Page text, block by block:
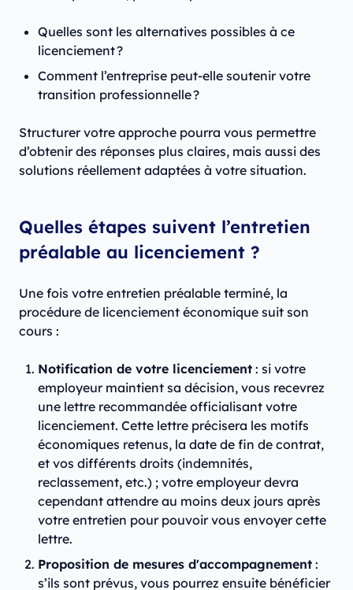
Quelles sont les alternatives possibles à ce
licenciement ?
Comment l’entreprise peut-elle soutenir votre
transition professionnelle ?
Structurer votre approche pourra vous permettre
d’obtenir des réponses plus claires, mais aussi des
solutions réellement adaptées à votre situation.
Quelles étapes suivent l’entretien
préalable au licenciement ?
Une fois votre entretien préalable terminé, la
procédure de licenciement économique suit son
cours :
Notification de votre licenciement : si votre
employeur maintient sa décision, vous recevrez
une lettre recommandée officialisant votre
licenciement. Cette lettre précisera les motifs
économiques retenus, la date de fin de contrat,
et vos différents droits (indemnités,
reclassement, etc.) ; votre employeur devra
cependant attendre au moins deux jours après
votre entretien pour pouvoir vous envoyer cette
lettre.
Proposition de mesures d'accompagnement :
s’ils sont prévus, vous pourrez ensuite bénéficier